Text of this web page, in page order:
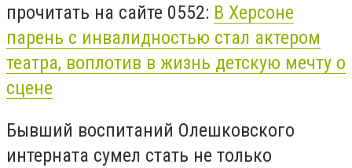
прочитать на сайте 0552: В Херсоне
парень с инвалидностью стал актером
театра, воплотив в жизнь детскую мечту о
сцене
Бывший воспитаний Олешковского
интерната сумел стать не только